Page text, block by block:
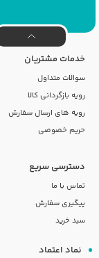
خدمات مشتریان
سوالات متداول
رویه بازگردانی کالا
رویه های ارسال سفارش
حریم خصوصی
دسترسی سریع
تماس با ما
پیگیری سفارش
سبد خرید
نماد اعتماد